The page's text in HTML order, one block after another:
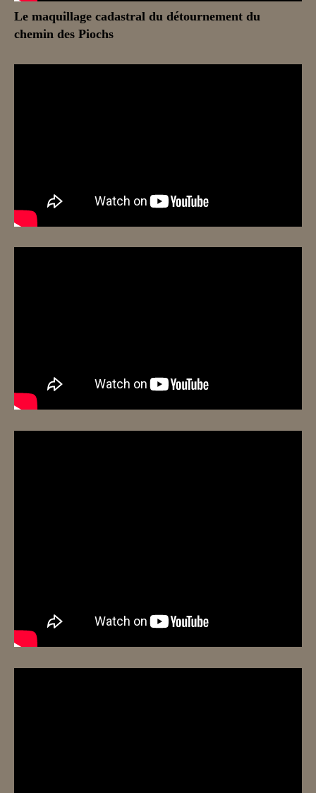
Le maquillage cadastral du détournement du
chemin des Piochs